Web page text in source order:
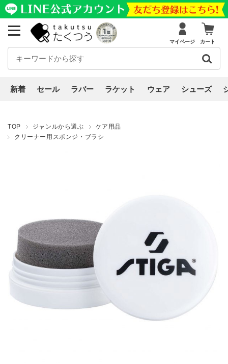
マイページ カート
新着 セール ラバー ラケット ウェア シューズ
TOP ジャンルから選ぶ
ケア用品
クリーナー用スポンジ・ブラシ